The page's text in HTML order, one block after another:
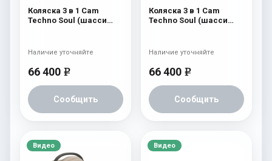
Коляска 3 в 1 Cam
Techno Soul (шасси
66 400 e
Сообщить
Наличие уточняйте
Коляска 3 в 1 Cam
Techno Soul (шасси
66 400 e
Сообщить
Наличие уточняйте
Видео Видео